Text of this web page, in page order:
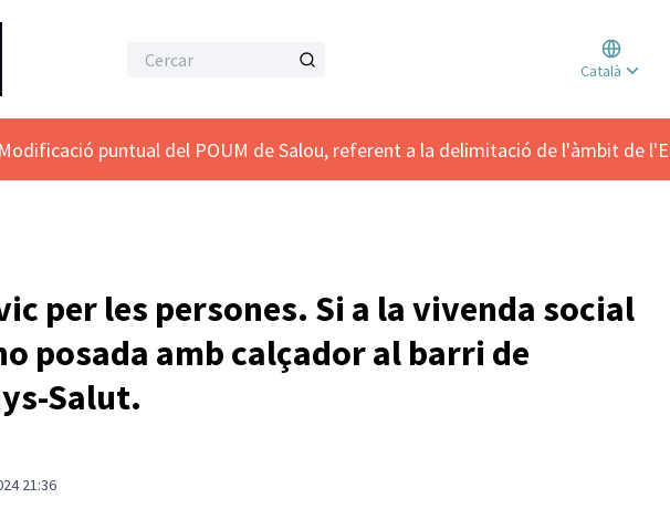
Català
Modificació puntual del POUM de Salou, referent a la delimitació de l'àmbit de
per les persones. Si a la vivenda social
posada amb calçador al barri de
Salut.
21:36